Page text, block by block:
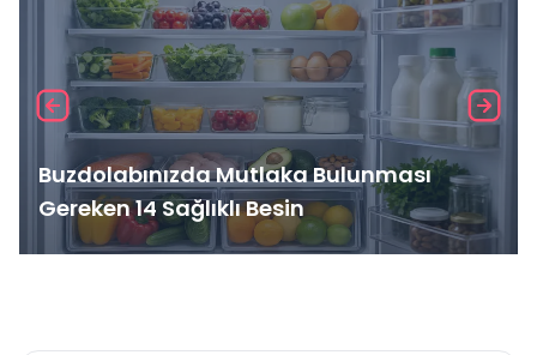
Buzdolabınızda Mutlaka Bulunması
Gereken 14 Sağlıklı Besin